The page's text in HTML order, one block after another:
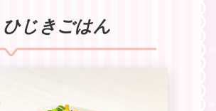
ひじきごはん